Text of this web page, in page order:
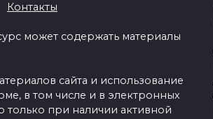
Контакты
может содержать материалы
сайта и использование
в том числе и в электронных
при наличии активной